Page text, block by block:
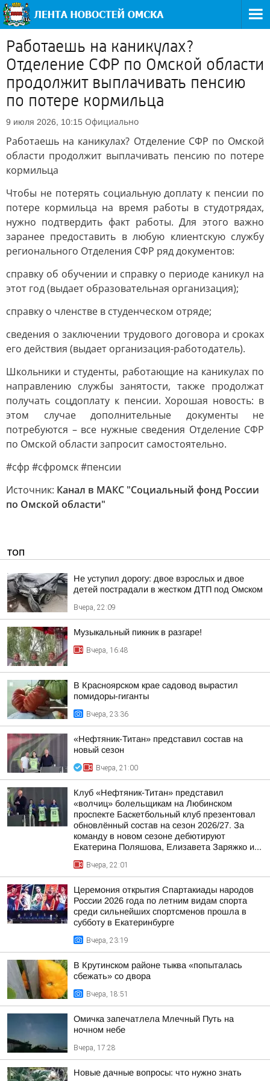
Работаешь на каникулах?
Отделение СФР по Омской области
продолжит выплачивать пенсию
по потере кормильца
9 июля 2026, 10:15 Официально
Работаешь на каникулах? Отделение СФР по Омской
области продолжит выплачивать пенсию по потере
кормильца
Чтобы не потерять социальную доплату к пенсии по
потере кормильца на время работы в студотрядах,
нужно подтвердить факт работы. Для этого важно
заранее предоставить в любую клиентскую службу
регионального Отделения СФР ряд документов:
справку об обучении и справку о периоде каникул на
этот год (выдает образовательная организация);
справку о членстве в студенческом отряде;
сведения о заключении трудового договора и сроках
его действия (выдает организация-работодатель).
Школьники и студенты, работающие на каникулах по
направлению службы занятости, также продолжат
получать соцдоплату к пенсии. Хорошая новость: в
этом случае дополнительные документы не
потребуются – все нужные сведения Отделение СФР
по Омской области запросит самостоятельно.
#сфр #сфромск #пенсии
Источник: Канал в МАКС "Социальный фонд России
по Омской области"
ТОП
Не уступил дорогу: двое взрослых и двое
детей пострадали в жестком ДТП под Омском
Вчера, 22:09
Музыкальный пикник в разгаре!
Вчера, 16:48
В Красноярском крае садовод вырастил
помидоры-гиганты
Вчера, 23:36
«Нефтяник-Титан» представил состав на
новый сезон
Вчера, 21:00
Клуб «Нефтяник-Титан» представил
«волчиц» болельщикам на Любинском
проспекте Баскетбольный клуб презентовал
обновлённый состав на сезон 2026/27. За
команду в новом сезоне дебютируют
Екатерина Поляшова, Елизавета Заряжко и...
Вчера, 22:01
Церемония открытия Спартакиады народов
России 2026 года по летним видам спорта
среди сильнейших спортсменов прошла в
субботу в Екатеринбурге
Вчера, 23:19
В Крутинском районе тыква «попыталась
сбежать» со двора
Вчера, 18:51
Омичка запечатлела Млечный Путь на
ночном небе
Вчера, 17:28
Новые дачные вопросы: что нужно знать